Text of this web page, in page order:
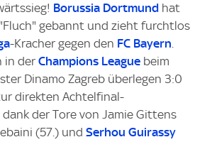
Borussia Dortmund hat
gebannt und zieht furchtlos
-Kracher gegen den FC Bayern.
in der Champions League beim
Dinamo Zagreb überlegen 3:0
direkten Achtelfinal-
der Tore von Jamie Gittens
(57.) und Serhou Guirassy